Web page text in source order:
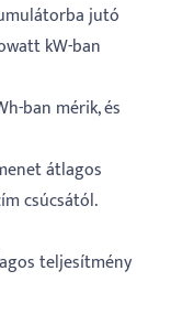
jutó
kW-ban
ban mérik, és
átlagos
csúcsától.
teljesítmény